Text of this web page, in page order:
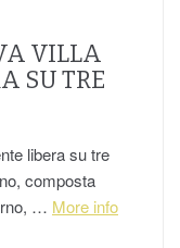
VILLA
SU TRE
libera su tre
composta
… More info